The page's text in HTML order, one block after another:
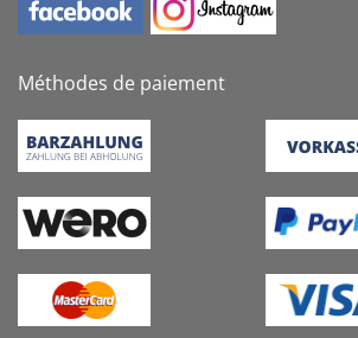
Méthodes de paiement